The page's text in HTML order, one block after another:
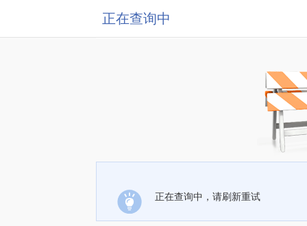
正在查询中
正在查询中，请刷新重试